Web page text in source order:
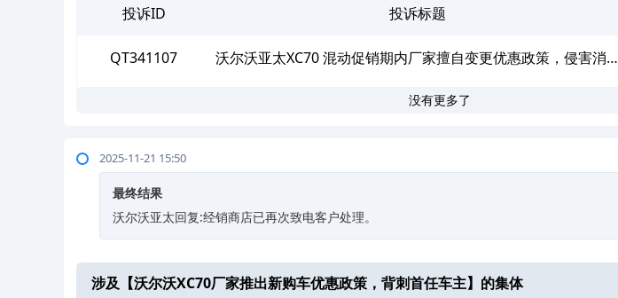
投诉ID 投诉标题
QT341107 沃尔沃亚太XC70 混动促销期内厂家擅自变更优惠政策，侵害消费
者合理权益
没有更多了
2025-11-21 15:50
最终结果
沃尔沃亚太回复:经销商店已再次致电客户处理。
涉及【沃尔沃XC70厂家推出新购车优惠政策，背刺首任车主】的集体